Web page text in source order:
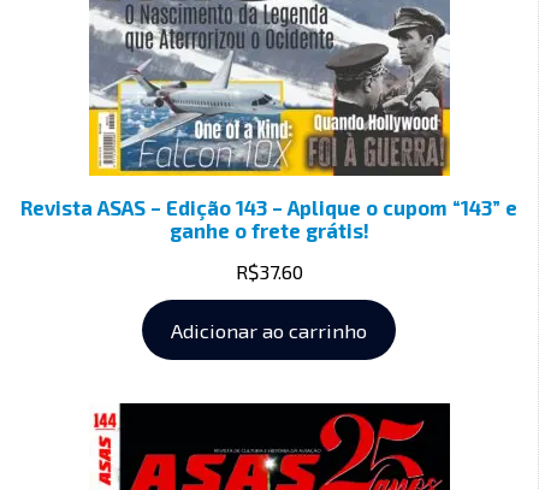
Revista ASAS – Edição 143 – Aplique o cupom “143” e
ganhe o frete grátis!
R$37.60
Adicionar ao carrinho